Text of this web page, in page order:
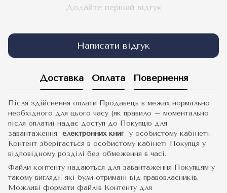
Додайте перший відгук
Написати відгук
Доставка Оплата Повернення
Після здійснення оплати Продавець в межах нормально
необхідного для цього часу (як правило – моментально
після оплати) надає доступ до Покупцю для
завантаження електронних книг у особистому кабінеті.
Контент зберігається в особистому кабінеті Покупця у
відповідному розділі без обмеження в часі.
Файли контенту надаються для завантаження Покупцям у
такому вигляді, які були отримані від правовласників.
Можливі формати файлів Контенту для